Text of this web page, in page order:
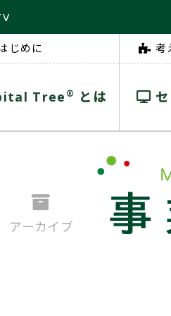
じめに
Tree ® とは
考
アーカイブ